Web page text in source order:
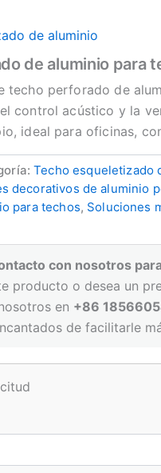
de aluminio
de aluminio para
techo perforado de
control acústico y la
ideal para oficinas,
Techo esqueletizado
decorativos de aluminio
para techos, Soluciones
con nosotros
producto o desea un
en +86
de facilitarle